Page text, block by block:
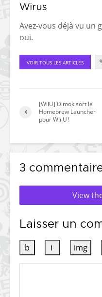
Wirus
Avez-vous déjà vu un
oui.
VOIR TOUS LES ARTICLES
[WiiU] Dimok sort le
Homebrew Launcher
pour Wii U !
3
View
Laisser un